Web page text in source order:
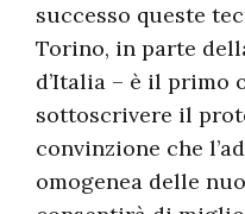
successo queste
Torino, in parte
d’Italia – è il primo
sottoscrivere il
convinzione che
omogenea delle